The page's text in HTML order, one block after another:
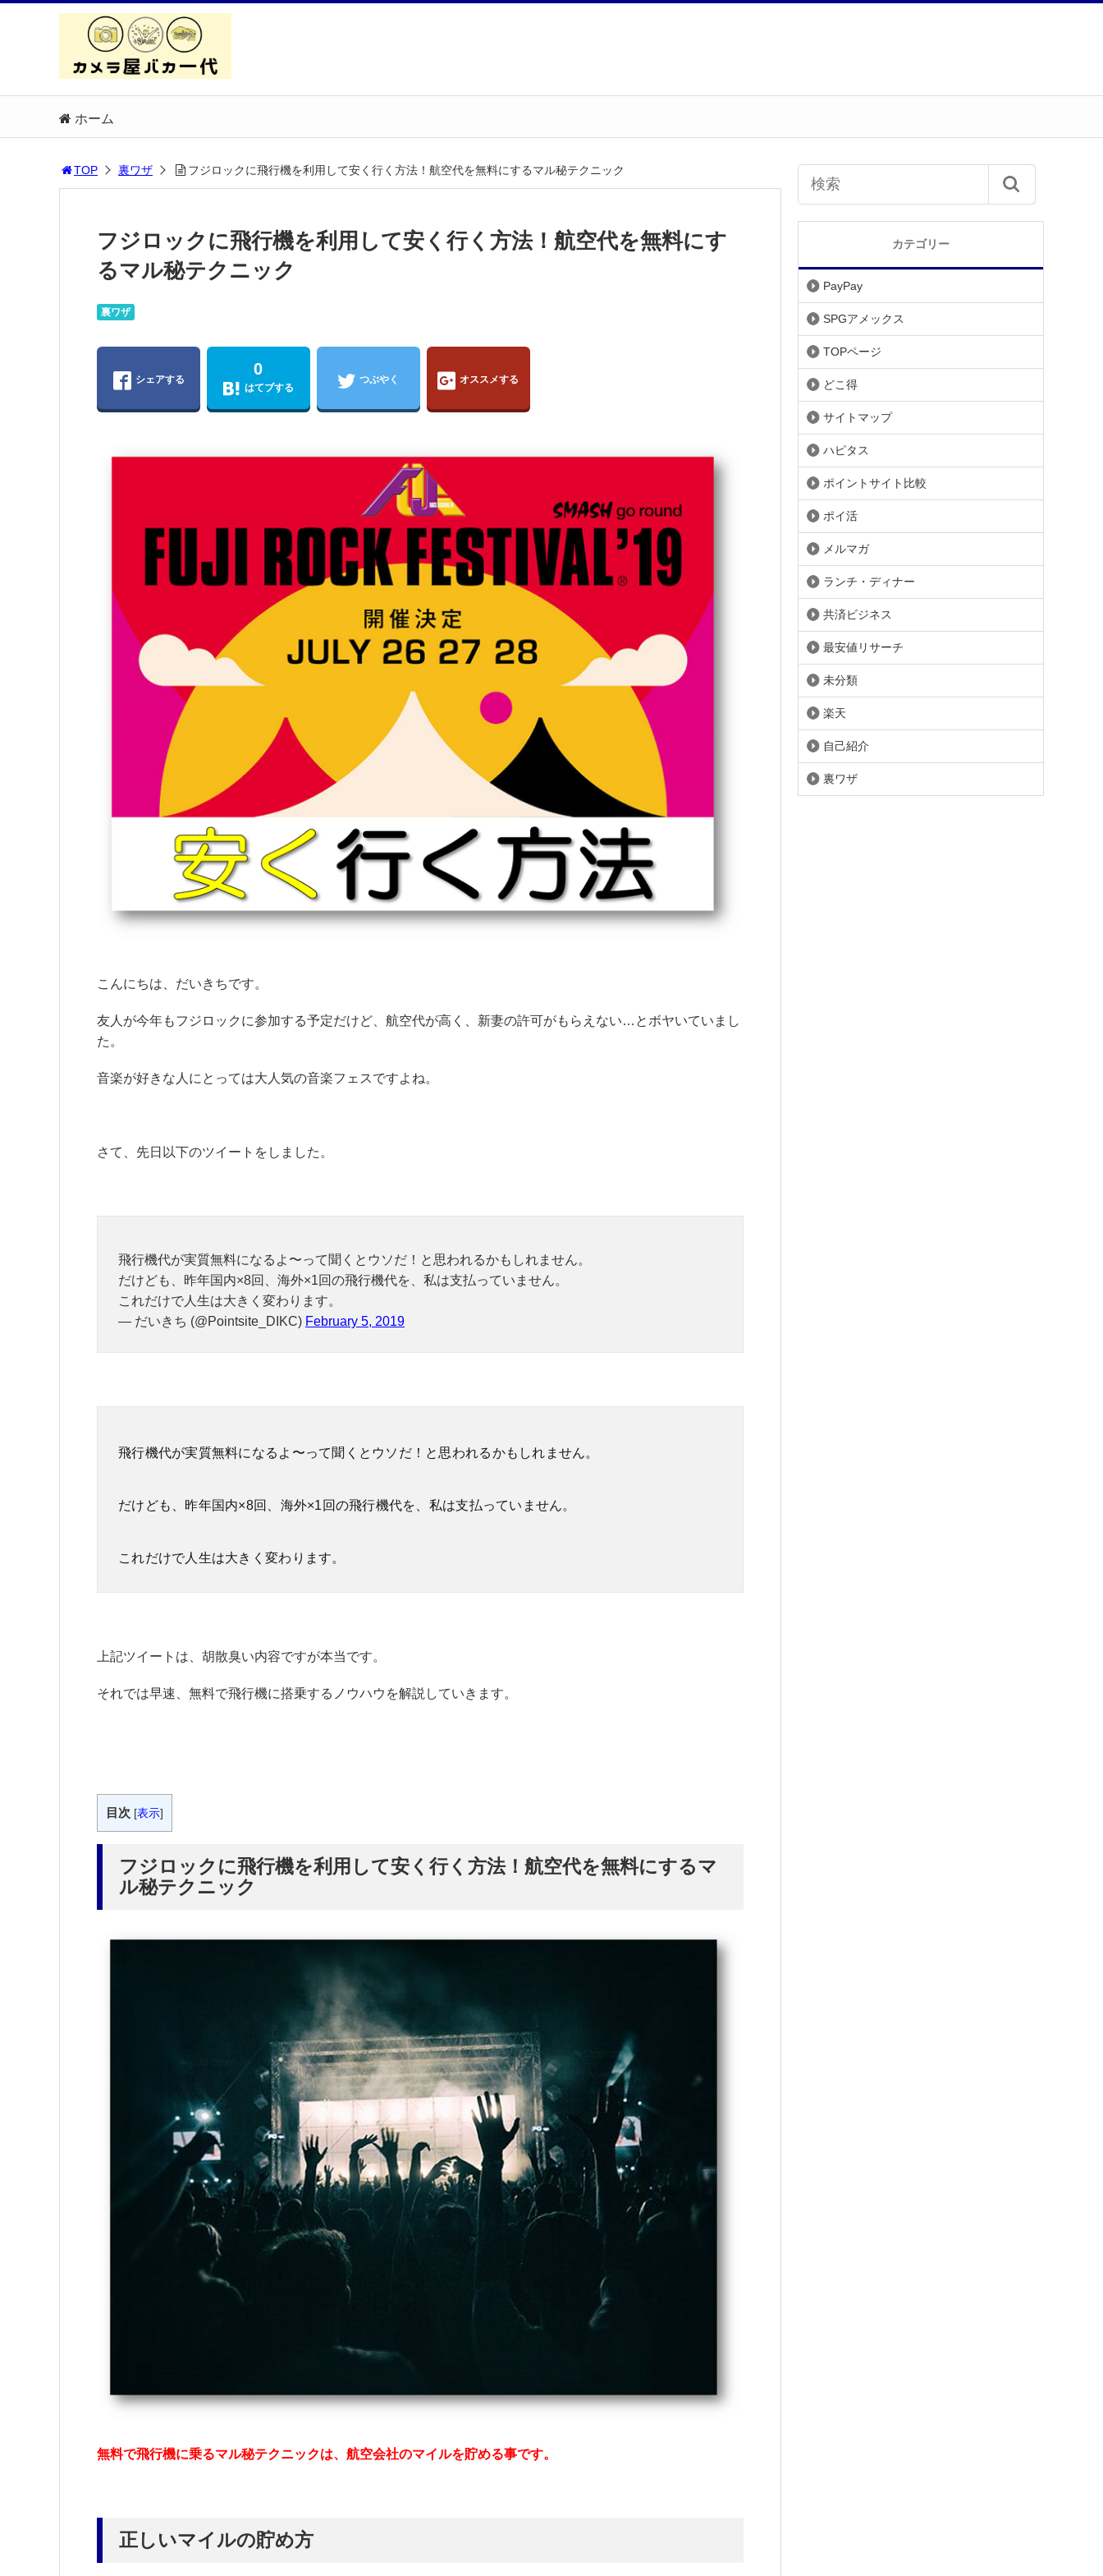
ホーム
TOP 裏ワザ フジロックに飛行機を利用して安く行く方法！航空代を無料にするマル秘テクニック
フジロックに飛行機を利用して安く行く方法！航空代を無料にす
るマル秘テクニック
裏ワザ
シェアする
0
はてブする
つぶやく オススメする
こんにちは、だいきちです。
友人が今年もフジロックに参加する予定だけど、航空代が高く、新妻の許可がもらえない…とボヤいていまし
た。
音楽が好きな人にとっては大人気の音楽フェスですよね。
さて、先日以下のツイートをしました。
飛行機代が実質無料になるよ〜って聞くとウソだ！と思われるかもしれません。
だけども、昨年国内×8回、海外×1回の飛行機代を、私は支払っていません。
これだけで人生は大きく変わります。
— だいきち (@Pointsite_DIKC) February 5, 2019
飛行機代が実質無料になるよ〜って聞くとウソだ！と思われるかもしれません。
だけども、昨年国内×8回、海外×1回の飛行機代を、私は支払っていません。
これだけで人生は大きく変わります。
上記ツイートは、胡散臭い内容ですが本当です。
それでは早速、無料で飛行機に搭乗するノウハウを解説していきます。
目次 [表示]
フジロックに飛行機を利用して安く行く方法！航空代を無料にするマ
ル秘テクニック
無料で飛行機に乗るマル秘テクニックは、航空会社のマイルを貯める事です。
正しいマイルの貯め方
カテゴリー
PayPay
SPGアメックス
TOPページ
どこ得
サイトマップ
ハピタス
ポイントサイト比較
ポイ活
メルマガ
ランチ・ディナー
共済ビジネス
最安値リサーチ
未分類
楽天
自己紹介
裏ワザ